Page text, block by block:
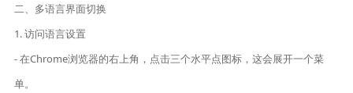
二、多语言界面切换
1. 访问语言设置
- 在Chrome浏览器的右上角，点击三个水平点图标，这会展开一个菜
单。